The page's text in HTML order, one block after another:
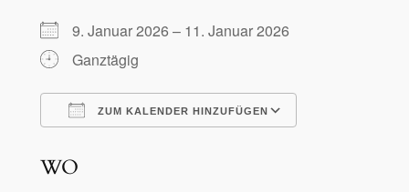
9. Januar 2026 – 11. Januar 2026
Ganztägig
ZUM KALENDER HINZUFÜGEN
WO